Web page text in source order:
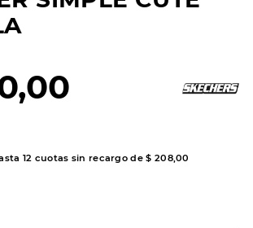
,00
12 cuotas sin recargo de$ 208,00
10 . botas dama